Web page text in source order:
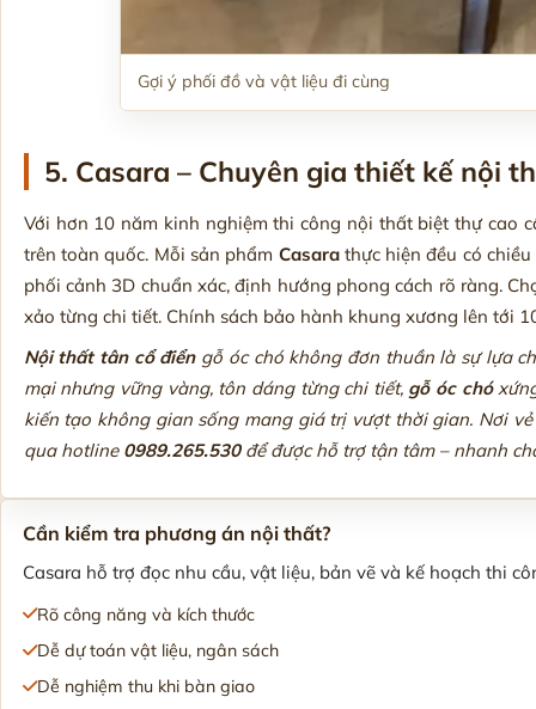
Gợi ý phối đồ và vật liệu đi cùng
5. Casara – Chuyên gia thiết kế nội
Với hơn 10 năm kinh nghiệm thi công nội thất biệt thự cao
trên toàn quốc. Mỗi sản phẩm Casarathực hiện đều có
phối cảnh 3D chuẩn xác, định hướng phong cách rõ ràng.
xảo từng chi tiết. Chính sách bảo hành khung xương lên tới
Nội thất tân cổ điểngỗ óc chó không đơn thuần là sự lựa
mại nhưng vững vàng, tôn dáng từng chi tiết, gỗ óc chó
kiến tạo không gian sống mang giá trị vượt thời gian. Nơi
qua hotline0989.265.530để được hỗ trợ tận tâm – nhanh
Cần kiểm tra phương án nội thất?
Casara hỗ trợ đọc nhu cầu, vật liệu, bản vẽ và kế hoạch thi
Rõ công năng và kích thước
Dễ dự toán vật liệu, ngân sách
Dễ nghiệm thu khi bàn giao